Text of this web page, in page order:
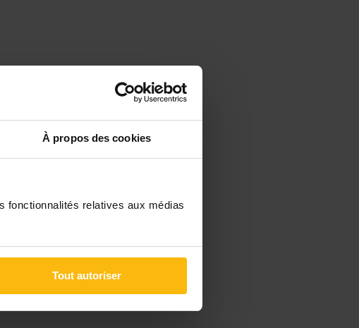
À propos des cookies
fonctionnalités relatives aux médias
Tout autoriser